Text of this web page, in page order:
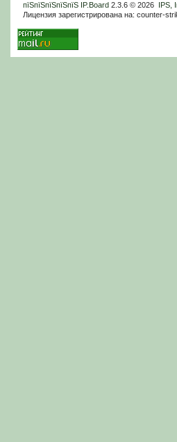
пїЅпїЅпїЅпїЅпїЅ IP.Board2.3.6 © 2026 IPS,
Лицензия зарегистрирована на: counter-